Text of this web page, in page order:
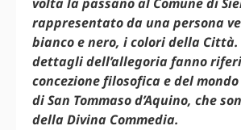
volta la passano al Comune di
rappresentato da una persona
bianco e nero, i colori della
dettagli dell’allegoria fanno
concezione filosofica e del
di San Tommaso d’Aquino, che
della Divina Commedia.